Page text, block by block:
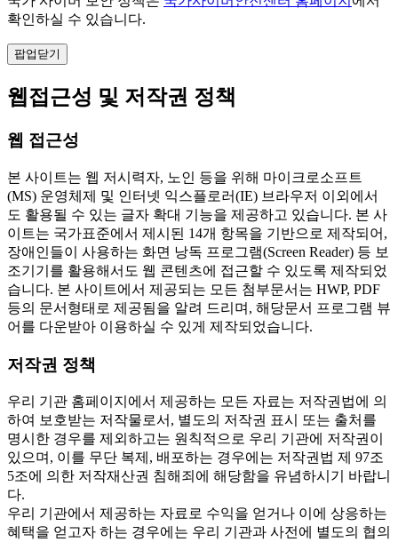
확인하실 수 있습니다.
팝업닫기
웹접근성 및 저작권 정책
웹 접근성
본 사이트는 웹 저시력자, 노인 등을 위해 마이크로소프트
(MS) 운영체제 및 인터넷 익스플로러(IE) 브라우저 이외에서
도 활용될 수 있는 글자 확대 기능을 제공하고 있습니다. 본 사
이트는 국가표준에서 제시된 14개 항목을 기반으로 제작되어,
장애인들이 사용하는 화면 낭독 프로그램(Screen Reader) 등 보
조기기를 활용해서도 웹 콘텐츠에 접근할 수 있도록 제작되었
습니다. 본 사이트에서 제공되는 모든 첨부문서는 HWP, PDF
등의 문서형태로 제공됨을 알려 드리며, 해당문서 프로그램 뷰
어를 다운받아 이용하실 수 있게 제작되었습니다.
저작권 정책
우리 기관 홈페이지에서 제공하는 모든 자료는 저작권법에 의
하여 보호받는 저작물로서, 별도의 저작권 표시 또는 출처를
명시한 경우를 제외하고는 원칙적으로 우리 기관에 저작권이
있으며, 이를 무단 복제, 배포하는 경우에는 저작권법 제 97조
5조에 의한 저작재산권 침해죄에 해당함을 유념하시기 바랍니
다.
우리 기관에서 제공하는 자료로 수익을 얻거나 이에 상응하는
혜택을 얻고자 하는 경우에는 우리 기관과 사전에 별도의 협의